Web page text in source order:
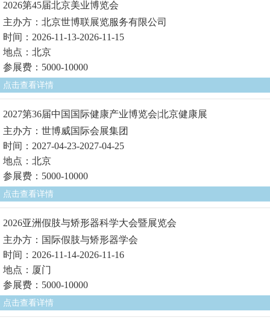
2026第45届北京美业博览会
主办方：北京世博联展览服务有限公司
时间：2026-11-13-2026-11-15
地点：北京
参展费：5000-10000
点击查看详情
2027第36届中国国际健康产业博览会|北京健康展
主办方：世博威国际会展集团
时间：2027-04-23-2027-04-25
地点：北京
参展费：5000-10000
点击查看详情
2026亚洲假肢与矫形器科学大会暨展览会
主办方：国际假肢与矫形器学会
时间：2026-11-14-2026-11-16
地点：厦门
参展费：5000-10000
点击查看详情